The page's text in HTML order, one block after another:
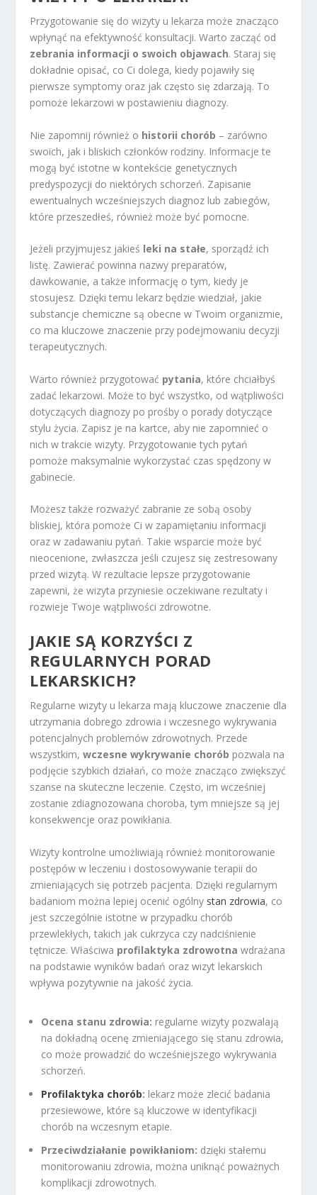
Przygotowanie się do wizyty u lekarza może znacząco
wpłynąć na efektywność konsultacji. Warto zacząć od
zebrania informacji o swoich objawach. Staraj się
dokładnie opisać, co Ci dolega, kiedy pojawiły się
pierwsze symptomy oraz jak często się zdarzają. To
pomoże lekarzowi w postawieniu diagnozy.
Nie zapomnij również o historii chorób – zarówno
swoich, jak i bliskich członków rodziny. Informacje te
mogą być istotne w kontekście genetycznych
predyspozycji do niektórych schorzeń. Zapisanie
ewentualnych wcześniejszych diagnoz lub zabiegów,
które przeszedłeś, również może być pomocne.
Jeżeli przyjmujesz jakieś leki na stałe, sporządź ich
listę. Zawierać powinna nazwy preparatów,
dawkowanie, a także informację o tym, kiedy je
stosujesz. Dzięki temu lekarz będzie wiedział, jakie
substancje chemiczne są obecne w Twoim organizmie,
co ma kluczowe znaczenie przy podejmowaniu decyzji
terapeutycznych.
Warto również przygotować pytania, które chciałbyś
zadać lekarzowi. Może to być wszystko, od wątpliwości
dotyczących diagnozy po prośby o porady dotyczące
stylu życia. Zapisz je na kartce, aby nie zapomnieć o
nich w trakcie wizyty. Przygotowanie tych pytań
pomoże maksymalnie wykorzystać czas spędzony w
gabinecie.
Możesz także rozważyć zabranie ze sobą osoby
bliskiej, która pomoże Ci w zapamiętaniu informacji
oraz w zadawaniu pytań. Takie wsparcie może być
nieocenione, zwłaszcza jeśli czujesz się zestresowany
przed wizytą. W rezultacie lepsze przygotowanie
zapewni, że wizyta przyniesie oczekiwane rezultaty i
rozwieje Twoje wątpliwości zdrowotne.
JAKIE SĄ KORZYŚCI Z
REGULARNYCH PORAD
LEKARSKICH?
Regularne wizyty u lekarza mają kluczowe znaczenie dla
utrzymania dobrego zdrowia i wczesnego wykrywania
potencjalnych problemów zdrowotnych. Przede
wszystkim,wczesne wykrywanie chorób pozwala na
podjęcie szybkich działań, co może znacząco zwiększyć
szanse na skuteczne leczenie. Często, im wcześniej
zostanie zdiagnozowana choroba, tym mniejsze są jej
konsekwencje oraz powikłania.
Wizyty kontrolne umożliwiają również monitorowanie
postępów w leczeniu i dostosowywanie terapii do
zmieniających się potrzeb pacjenta. Dzięki regularnym
badaniom można lepiej ocenić ogólny stan zdrowia, co
jest szczególnie istotne w przypadku chorób
przewlekłych, takich jak cukrzyca czy nadciśnienie
tętnicze. Właściwa profilaktyka zdrowotna wdrażana
na podstawie wyników badań oraz wizyt lekarskich
wpływa pozytywnie na jakość życia.
Ocena stanu zdrowia: regularne wizyty pozwalają
na dokładną ocenę zmieniającego się stanu zdrowia,
co może prowadzić do wcześniejszego wykrywania
schorzeń.
Profilaktyka chorób: lekarz może zlecić badania
przesiewowe, które są kluczowe w identyfikacji
chorób na wczesnym etapie.
Przeciwdziałanie powikłaniom: dzięki stałemu
monitorowaniu zdrowia, można uniknąć poważnych
komplikacji zdrowotnych.